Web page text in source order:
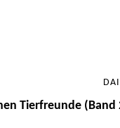
Tierfreunde